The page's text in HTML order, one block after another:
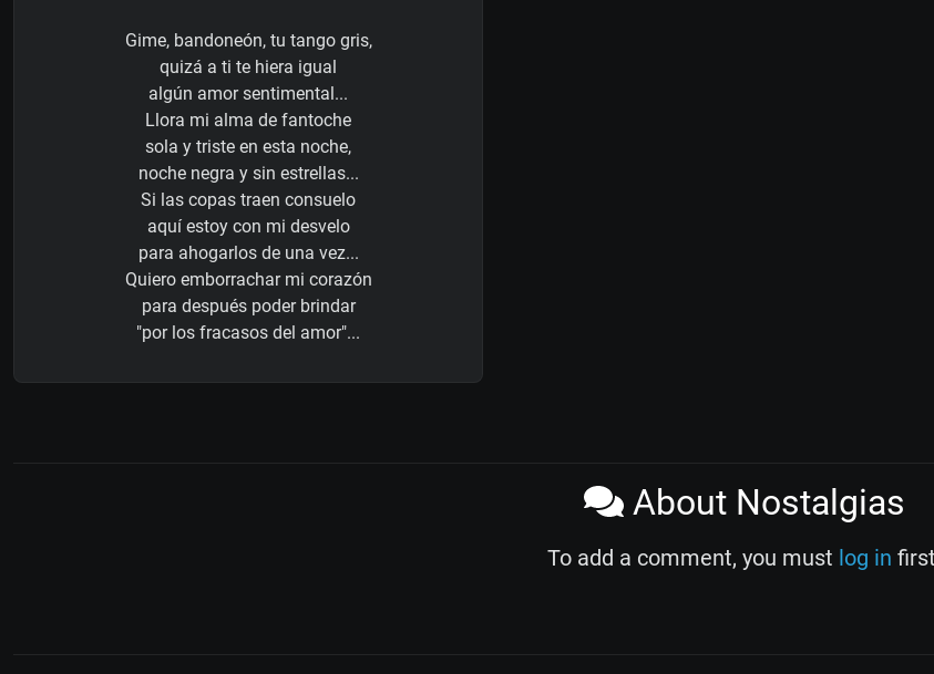
Gime, bandoneón, tu tango gris,
quizá a ti te hiera igual
algún amor sentimental...
Llora mi alma de fantoche
sola y triste en esta noche,
noche negra y sin estrellas...
Si las copas traen consuelo
aquí estoy con mi desvelo
para ahogarlos de una vez...
Quiero emborrachar mi corazón
para después poder brindar
"por los fracasos del amor"...
About Nostalgias
To add a comment, you must log in